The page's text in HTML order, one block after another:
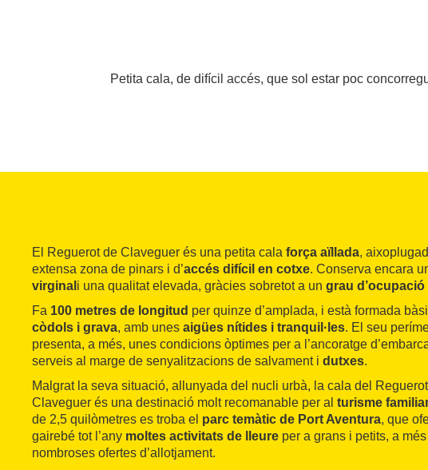
Petita cala, de difícil accés, que sol estar poc
El Reguerot de Claveguer és una petita cala força aïllada,
extensa zona de pinars i d’accés difícil en cotxe. Conserva encara
virginal i una qualitat elevada, gràcies sobretot a un grau d’ocupació
Fa 100 metres de longitud per quinze d’amplada, i està formada
còdols i grava, amb unes aigües nítides i tranquil·les. El seu
presenta, a més, unes condicions òptimes per a l’ancoratge
serveis al marge de senyalitzacions de salvament i dutxes.
Malgrat la seva situació, allunyada del nucli urbà, la cala del
Claveguer és una destinació molt recomanable per al turisme
de 2,5 quilòmetres es troba el parc temàtic de Port Aventura, que
gairebé tot l’any moltes activitats de lleure per a grans i petits, a
nombroses ofertes d’allotjament.